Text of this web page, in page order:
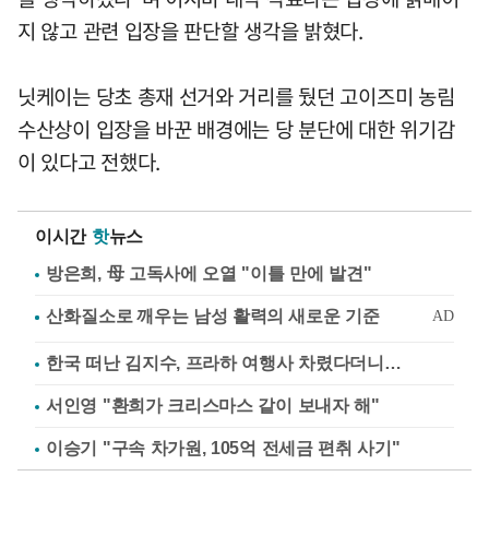
지 않고 관련 입장을 판단할 생각을 밝혔다.
닛케이는 당초 총재 선거와 거리를 뒀던 고이즈미 농림
수산상이 입장을 바꾼 배경에는 당 분단에 대한 위기감
이 있다고 전했다.
이시간 핫뉴스
방은희, 母 고독사에 오열 "이틀 만에 발견"
한국 떠난 김지수, 프라하 여행사 차렸다더니…
서인영 "환희가 크리스마스 같이 보내자 해"
이승기 "구속 차가원, 105억 전세금 편취 사기"